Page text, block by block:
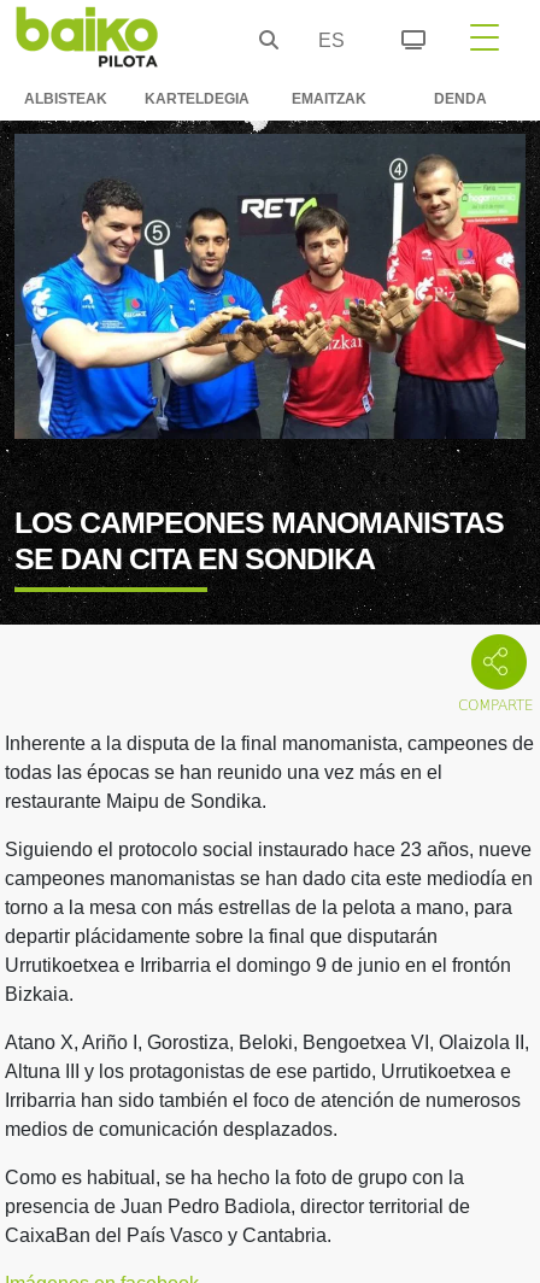
ES
ALBISTEAK KARTELDEGIA EMAITZAK DENDA
LOS CAMPEONES MANOMANISTAS
SE DAN CITA EN SONDIKA
Inherente a la disputa de la final manomanista, campeones de
todas las épocas se han reunido una vez más en el
restaurante Maipu de Sondika.
Siguiendo el protocolo social instaurado hace 23 años, nueve
campeones manomanistas se han dado cita este mediodía en
torno a la mesa con más estrellas de la pelota a mano, para
departir plácidamente sobre la final que disputarán
Urrutikoetxea e Irribarria el domingo 9 de junio en el frontón
Bizkaia.
Atano X, Ariño I, Gorostiza, Beloki, Bengoetxea VI, Olaizola II,
Altuna III y los protagonistas de ese partido, Urrutikoetxea e
Irribarria han sido también el foco de atención de numerosos
medios de comunicación desplazados.
Como es habitual, se ha hecho la foto de grupo con la
presencia de Juan Pedro Badiola, director territorial de
CaixaBan del País Vasco y Cantabria.